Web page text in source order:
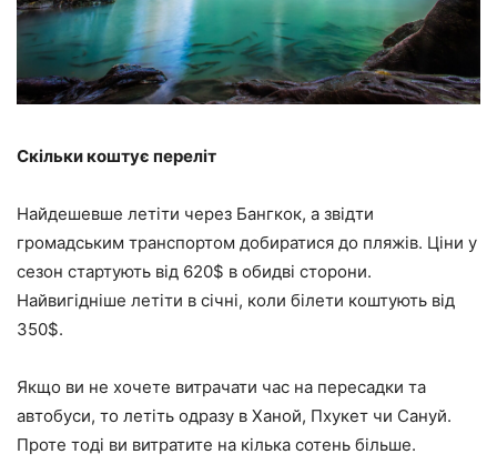
Скільки коштує переліт
Найдешевше летіти через Бангкок, а звідти
громадським транспортом добиратися до пляжів. Ціни у
сезон стартують від 620$ в обидві сторони.
Найвигідніше летіти в січні, коли білети коштують від
350$.
Якщо ви не хочете витрачати час на пересадки та
автобуси, то летіть одразу в Ханой, Пхукет чи Сануй.
Проте тоді ви витратите на кілька сотень більше.